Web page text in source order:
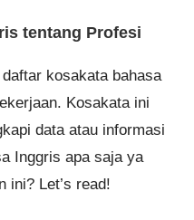
tentang Profesi
kosakata bahasa
Kosakata ini
data atau informasi
Inggris apa saja ya
ini? Let’s read!